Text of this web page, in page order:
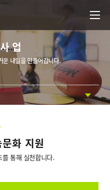
업
운 내일을 만들어갑니다.
화 지원
통해 실천합니다.